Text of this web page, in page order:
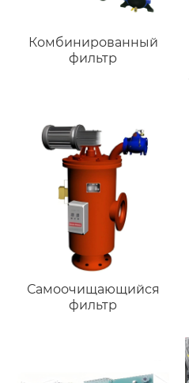
Комбинированный
фильтр
Самоочищающийся
фильтр